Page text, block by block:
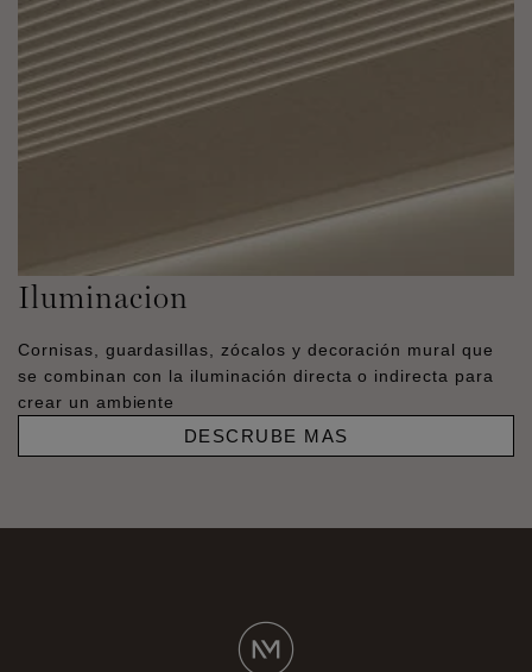
Iluminacion
Cornisas, guardasillas, zócalos y decoración mural que
se combinan con la iluminación directa o indirecta para
crear un ambiente
DESCRUBE MAS